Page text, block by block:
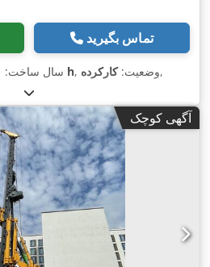
تماس بگیرید
سال ساخت: ۷٬۳۰۰ h , وضعیت:کارکرده ,
آگهی کوچک